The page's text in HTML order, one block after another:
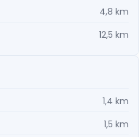
4,8 km
12,5 km
1,4 km
1,5 km